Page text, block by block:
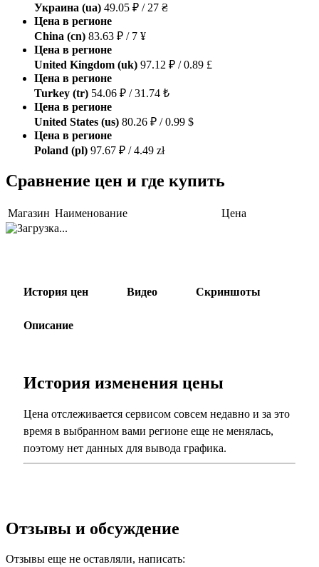
Украина (ua) 49.05 ₽ / 27 ₴
Цена в регионе
China (cn) 83.63 ₽ / 7 ¥
Цена в регионе
United Kingdom (uk) 97.12 ₽ / 0.89 £
Цена в регионе
Turkey (tr) 54.06 ₽ / 31.74 ₺
Цена в регионе
United States (us) 80.26 ₽ / 0.99 $
Цена в регионе
Poland (pl) 97.67 ₽ / 4.49 zł
Сравнение цен и где купить
Магазин Наименование Цена
История цен Видео Скриншоты
Описание
История изменения цены
Цена отслеживается сервисом совсем недавно и за это
время в выбранном вами регионе еще не менялась,
поэтому нет данных для вывода графика.
Отзывы и обсуждение
Отзывы еще не оставляли, написать: